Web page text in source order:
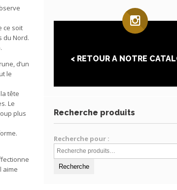
ce soit
du Nord.
d’un
le
tête
Le
plus
aime
< RETOUR A NOTRE
Recherche produits
Recherche pour :